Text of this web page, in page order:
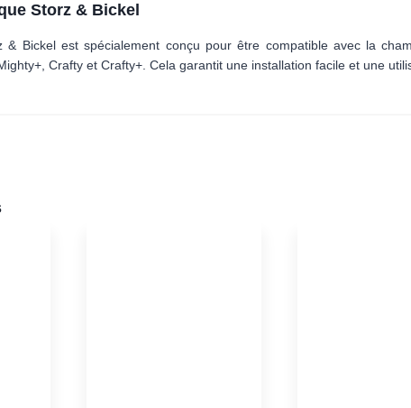
Storz & Bickel
& Bickel est spécialement conçu pour être compatible avec la
Crafty et Crafty+. Cela garantit une installation facile et une